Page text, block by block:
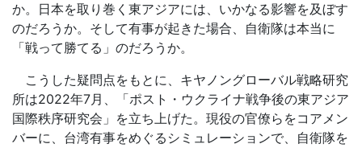
か。日本を取り巻く東アジアには、いかなる影響を及ぼす
のだろうか。そして有事が起きた場合、自衛隊は本当に
「戦って勝てる」のだろうか。
こうした疑問点をもとに、キヤノングローバル戦略研究
所は2022年7月、「ポスト・ウクライナ戦争後の東アジア
国際秩序研究会」を立ち上げた。現役の官僚らをコアメン
バーに、台湾有事をめぐるシミュレーションで、自衛隊を